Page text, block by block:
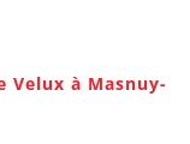
Velux à Masnuy-